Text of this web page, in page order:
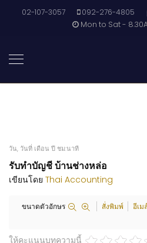
02-107-3057 092-276-4805
Mon to Sat -
วัน, วันที่ เดือน ปี ชม:นาที
รับทำบัญชี บ้านช่างหล่อ
เขียนโดย Thai Accounting
ขนาดตัวอักษร สั่งพิมพ์ อีเม
ให้คะแนนบทความนี้